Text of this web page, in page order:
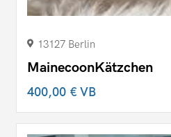
13127 Berlin
MainecoonKätzchen
400,00 €VB